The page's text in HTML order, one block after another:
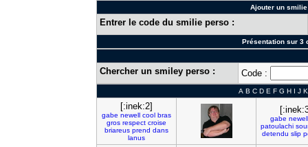
Ajouter un
Entrer le code du smilie perso :
Présentation sur 3
Chercher un smiley perso : Code :
A B C D E F G H I J K
[:inek:2]
gabe newell cool bras
gros respect croise
briareus prend dans
lanus
gabe newell
patoulachi
detendu slip